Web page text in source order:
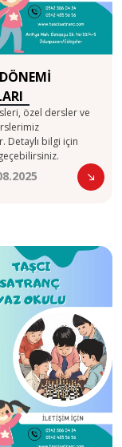
özel dersler ve
Detaylı bilgi için